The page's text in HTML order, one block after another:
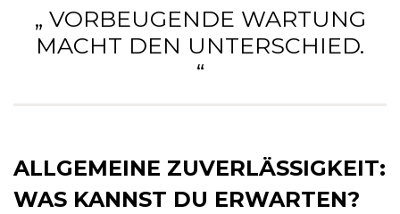
„ VORBEUGENDE WARTUNG
MACHT DEN UNTERSCHIED.
“
ALLGEMEINE ZUVERLÄSSIGKEIT:
WAS KANNST DU ERWARTEN?